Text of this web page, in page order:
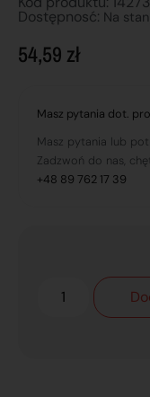
Dostępnosć: Na
54,59 zł
Masz pytania dot.
Masz pytania lub
Zadzwoń do nas,
+48 89 762 17 39